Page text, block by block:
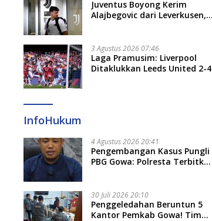
Juventus Boyong Kerim
Alajbegovic dari Leverkusen,
3 Agustus 2026 07:46
Laga Pramusim: Liverpool
Ditaklukkan Leeds United 2-4
InfoHukum
4 Agustus 2026 20:41
Pengembangan Kasus Pungli
PBG Gowa: Polresta Terbitkan
30 Juli 2026 20:10
Penggeledahan Beruntun 5
Kantor Pemkab Gowa! Tim